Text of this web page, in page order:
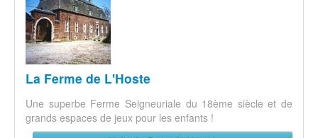
La Ferme de L'Hoste
Une superbe Ferme Seigneuriale du 18ème siècle et de
grands espaces de jeux pour les enfants !